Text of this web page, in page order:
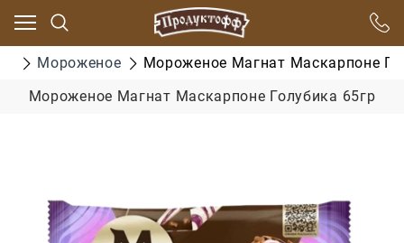
Мороженое
Мороженое Магнат Маскарпоне
Мороженое Магнат Маскарпоне Голубика 65гр